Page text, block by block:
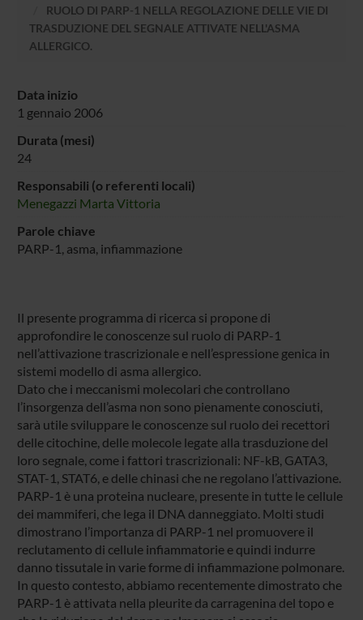
RUOLO DI PARP-1 NELLA REGOLAZIONE DELLE VIE DI
TRASDUZIONE DEL SEGNALE ATTIVATE NELL'ASMA
ALLERGICO.
Data inizio
1 gennaio 2006
Durata (mesi)
24
Responsabili (o referenti locali)
Menegazzi Marta Vittoria
Parole chiave
PARP-1, asma, infiammazione
Il presente programma di ricerca si propone di
approfondire le conoscenze sul ruolo di PARP-1
nell’attivazione trascrizionale e nell’espressione genica in
sistemi modello di asma allergico.
Dato che i meccanismi molecolari che controllano
l’insorgenza dell’asma non sono pienamente conosciuti,
sarà utile sviluppare le conoscenze sul ruolo dei recettori
delle citochine, delle molecole legate alla trasduzione del
loro segnale, come i fattori trascrizionali: NF-kB, GATA3,
STAT-1, STAT6, e delle chinasi che ne regolano l’attivazione.
PARP-1 è una proteina nucleare, presente in tutte le cellule
dei mammiferi, che lega il DNA danneggiato. Molti studi
dimostrano l’importanza di PARP-1 nel promuovere il
reclutamento di cellule infiammatorie e quindi indurre
danno tissutale in varie forme di infiammazione polmonare.
In questo contesto, abbiamo recentemente dimostrato che
PARP-1 è attivata nella pleurite da carragenina del topo e